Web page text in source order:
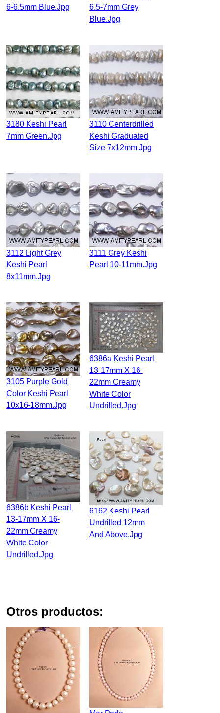
6-6.5mm Blue.jpg
6.5-7mm Grey
Blue.jpg
3180 Keshi Pearl
7mm Green.jpg
3110 Centerdrilled
Keshi Graduated
Size 7x12mm.jpg
3112 Light Grey
Keshi Pearl
8x11mm.jpg
3111 Grey Keshi
Pearl 10-11mm.jpg
3105 Purple Gold
Color Keshi Pearl
10x16-18mm.jpg
6386a Keshi Pearl
13-17mm X 16-
22mm Creamy
White Color
Undrilled.jpg
6386b Keshi Pearl
13-17mm X 16-
22mm Creamy
White Color
Undrilled.jpg
6162 Keshi Pearl
Undrilled 12mm
And Above.jpg
otros productos: